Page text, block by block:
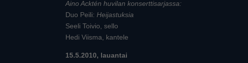
Aino Acktén huvilan konserttisarjassa:
Duo Peili:Heijastuksia
Seeli Toivio, sello
Hedi Viisma, kantele
15.5.2010, lauantai